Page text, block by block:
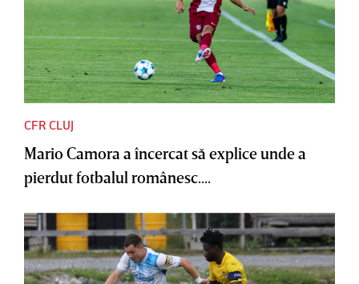
CFR CLUJ
Mario Camora a încercat să explice unde a
pierdut fotbalul românesc....